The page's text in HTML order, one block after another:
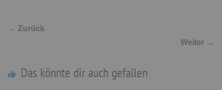
← Zurück
Weiter →
Das könnte dir auch gefallen